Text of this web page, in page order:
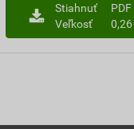
Stiahnuť
PDF
Veľkosť